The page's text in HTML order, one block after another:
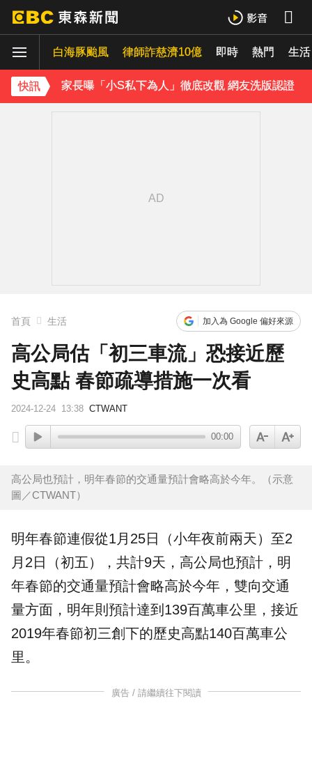
白海豚颱風 律師詐慈濟10億 即時 熱門 生活
快訊
家長曝「小S私下為人」徹底改觀 網友洗版認證
下載東森App，隨時掌握天下大小事！
首頁 生活 加入為 Google 偏好來源
高公局估「初三車流」恐接近歷
史高點 春節疏導措施一次看
2024-12-24 13:38 CTWANT
00:00
高公局也預計，明年春節的交通量預計會略高於今年。（示意
圖／CTWANT）
明年春節連假從1月25日（小年夜前兩天）至2
月2日（初五），共計9天， 高公局也預計，明
年春節的交通量預計會略高於今年，雙向交通
量方面，明年則預計達到139百萬車公里，接近
2019年春節初三創下的歷史高點140百萬車公
里。
廣告 / 請繼續往下閱讀